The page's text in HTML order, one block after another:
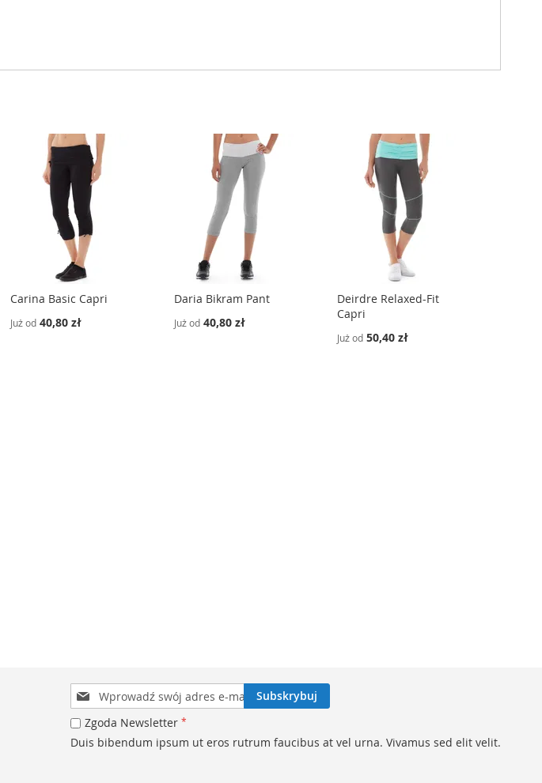
Carina Basic Capri
Już od 40,80 zł
Daria Bikram Pant
Już od 40,80 zł
Deirdre Relaxed-Fit
Capri
Już od 50,40 zł
Subskrybuj
nasz
newsletter:
Subskrybuj
Zgoda Newsletter
Duis bibendum ipsum ut eros rutrum faucibus at vel urna. Vivamus sed elit velit.